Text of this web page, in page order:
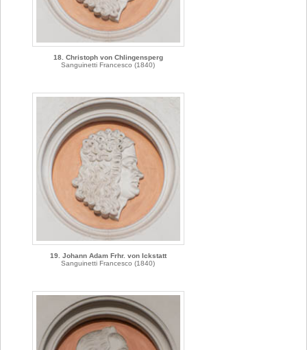
18. Christoph von Chlingensperg
Sanguinetti Francesco (1840)
19. Johann Adam Frhr. von Ickstatt
Sanguinetti Francesco (1840)